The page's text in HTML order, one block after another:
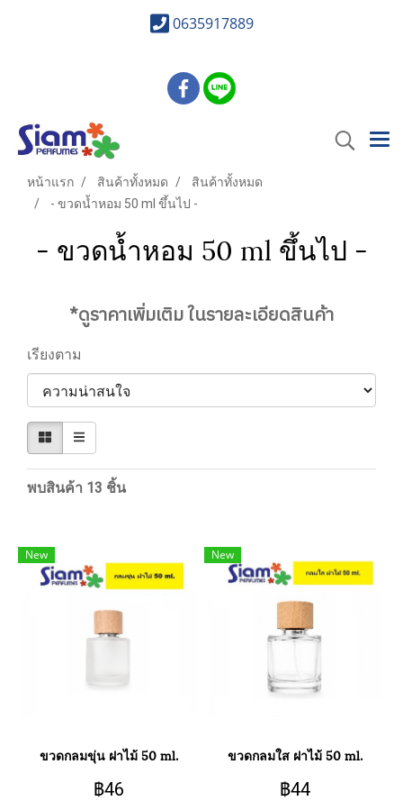
0635917889
หน้าแรก สินค้าทั้งหมด
สินค้าทั้งหมด
- ขวดน้ำหอม 50 ml ขึ้นไป -
- ขวดน้ำหอม 50 ml ขึ้นไป -
*ดูราคาเพิ่มเติม ในรายละเอียดสินค้า
เรียงตาม
พบสินค้า 13 ชิ้น
New
ขวดกลมขุ่น ฝาไม้ 50 ml.
฿46
New
ขวดกลมใส ฝาไม้ 50 ml.
฿44